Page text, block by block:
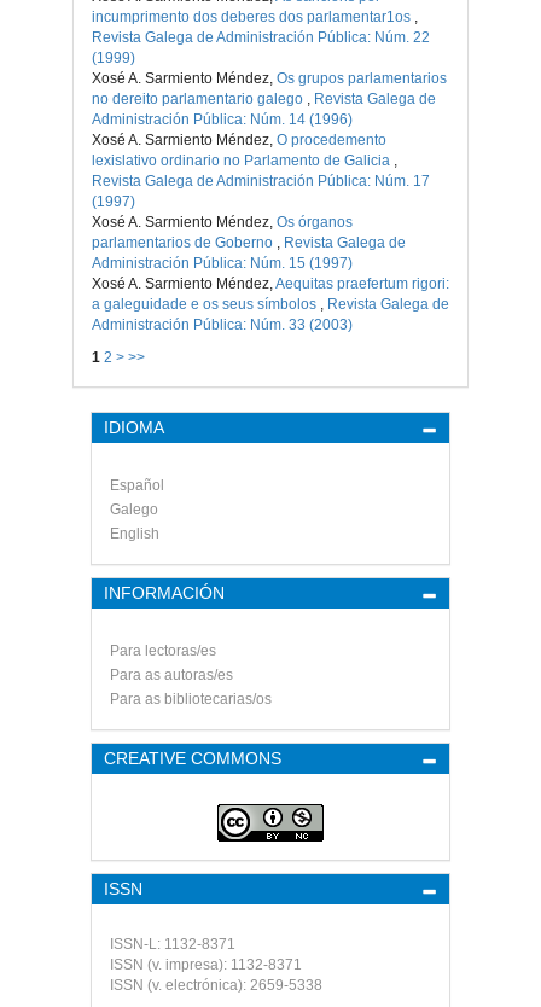
incumprimento dos deberes dos parlamentar1os
Revista Galega de Administración Pública: Núm. 22
(1999)
Xosé A. Sarmiento Méndez, Os grupos parlamentarios
no dereito parlamentario galego
Revista Galega de
Administración Pública: Núm. 14 (1996)
Xosé A. Sarmiento Méndez, O procedemento
lexislativo ordinario no Parlamento de Galicia
Revista Galega de Administración Pública: Núm. 17
(1997)
Xosé A. Sarmiento Méndez, Os órganos
parlamentarios de Goberno
Revista Galega de
Administración Pública: Núm. 15 (1997)
Xosé A. Sarmiento Méndez, Aequitas praefertum rigori:
a galeguidade e os seus símbolos
Revista Galega de
Administración Pública: Núm. 33 (2003)
1 2 > >>
IDIOMA
Español
Galego
English
INFORMACIÓN
Para lectoras/es
Para as autoras/es
Para as bibliotecarias/os
CREATIVE COMMONS
ISSN
ISSN-L: 1132-8371
ISSN (v. impresa): 1132-8371
ISSN (v. electrónica): 2659-5338